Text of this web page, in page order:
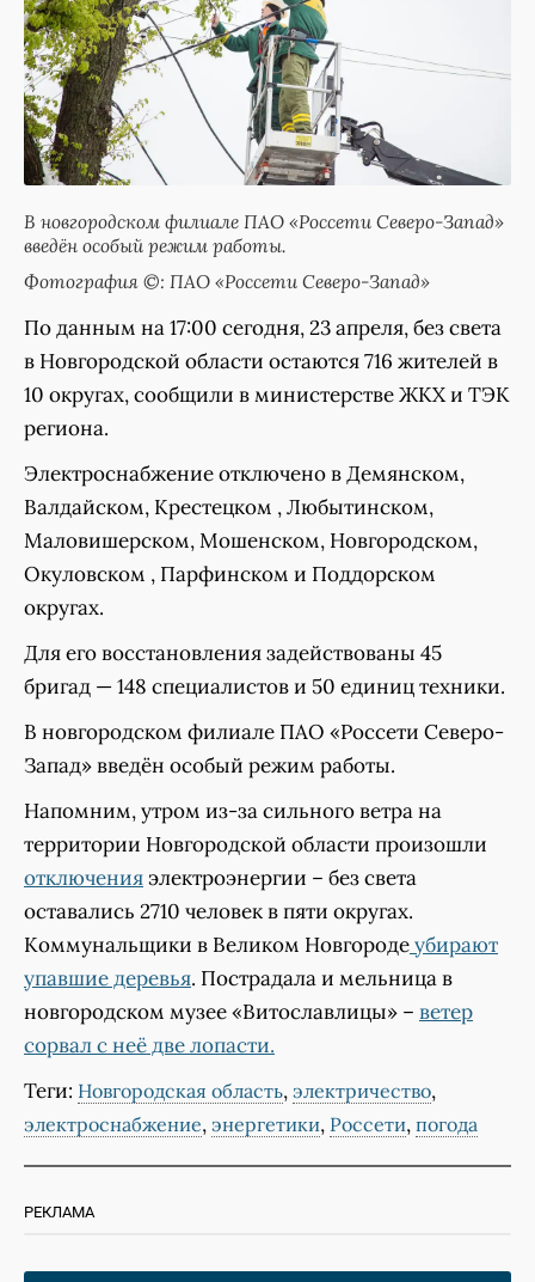
В новгородском филиале ПАО «Россети Северо-Запад»
введён особый режим работы.
Фотография ©: ПАО «Россети Северо-Запад»
По данным на 17:00 сегодня, 23 апреля, без света
в Новгородской области остаются 716 жителей в
10 округах, сообщили в министерстве ЖКХ и ТЭК
региона.
Электроснабжение отключено в Демянском,
Валдайском, Крестецком , Любытинском,
Маловишерском, Мошенском, Новгородском,
Окуловском , Парфинском и Поддорском
округах.
Для его восстановления задействованы 45
бригад — 148 специалистов и 50 единиц техники.
В новгородском филиале ПАО «Россети Северо-
Запад» введён особый режим работы.
Напомним, утром из-за сильного ветра на
территории Новгородской области произошли
отключенияэлектроэнергии – без света
оставались 2710 человек в пяти округах.
Коммунальщики в Великом Новгородеубирают
упавшие деревья. Пострадала и мельница в
новгородском музее «Витославлицы» – ветер
сорвал с неё две лопасти.
Теги: Новгородская область, электричество,
электроснабжение, энергетики, Россети, погода
РЕКЛАМА